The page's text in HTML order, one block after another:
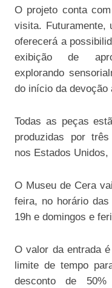
O projeto conta
visita. Futuramente,
oferecerá a
exibição de
explorando
do início da devoção
Todas as peças
produzidas por
nos Estados
O Museu de Cera
feira, no horário
19h e domingos e
O valor da entrada
limite de tempo
desconto de